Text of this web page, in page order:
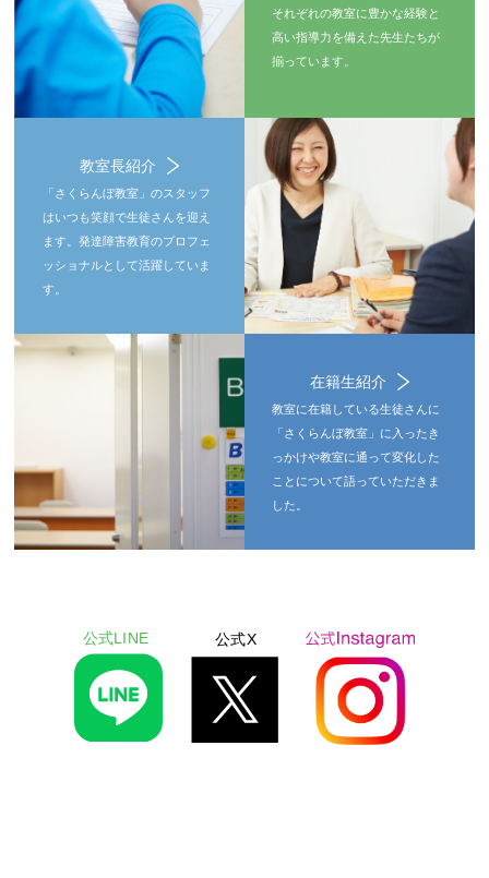
それぞれの教室に豊かな経験と
高い指導力を備えた先生たちが
揃っています。
教室長紹介
「さくらんぼ教室」のスタッフ
はいつも笑顔で生徒さんを迎え
ます。発達障害教育のプロフェ
ッショナルとして活躍していま
す。
在籍生紹介
教室に在籍している生徒さんに
「さくらんぼ教室」に入ったき
っかけや教室に通って変化した
ことについて語っていただきま
した。